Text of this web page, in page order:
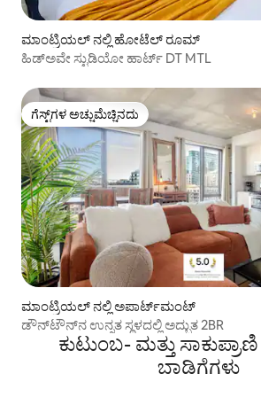
ಮಾಂಟ್ರಿಯಲ್ ನಲ್ಲಿ ಹೋಟೆಲ್ ರೂಮ್
ಹಿಡ್‌ಅವೇ ಸ್ಟುಡಿಯೋ ಹಾರ್ಟ್ DT MTL
ಗೆಸ್ಟ್‌ಗಳ ಅಚ್ಚುಮೆಚ್ಚಿನದು
ಗೆಸ್ಟ್‌ಗಳ ಅಚ್ಚುಮೆಚ್ಚಿನದು
ಮಾಂಟ್ರಿಯಲ್ ನಲ್ಲಿ ಅಪಾರ್ಟ್‌ಮಂಟ್
ಡೌನ್‌ಟೌನ್‌ನ ಉನ್ನತ ಸ್ಥಳದಲ್ಲಿ ಅದ್ಭುತ 2BR
ಕುಟುಂಬ- ಮತ್ತು
ಬಾಡಿಗೆಗಳು